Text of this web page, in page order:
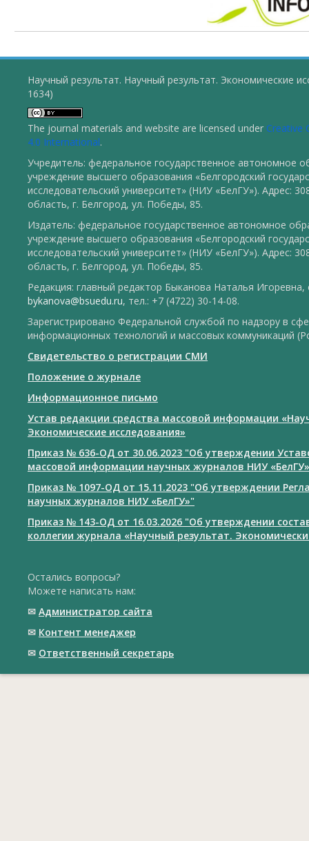
Научный результат. Научный результат. Экономические
1634)
The journal materials and website are licensed under Creative
4.0 International.
Учредитель: федеральное государственное автономное
учреждение высшего образования «Белгородский
исследовательский университет» (НИУ «БелГУ»). Адрес:
область, г. Белгород, ул. Победы, 85.
Издатель: федеральное государственное автономное
учреждение высшего образования «Белгородский
исследовательский университет» (НИУ «БелГУ»). Адрес:
область, г. Белгород, ул. Победы, 85.
Редакция: главный редактор Быканова Наталья Игоревна,
bykanova@bsuedu.ru, тел.: +7 (4722) 30-14-08.
Зарегистрировано Федеральной службой по надзору в
информационных технологий и массовых коммуникаций
Свидетельство о регистрации СМИ
Положение о журнале
Информационное письмо
Устав редакции средства массовой информации
Экономические исследования»
Приказ № 636-ОД от 30.06.2023 "Об утверждении
массовой информации научных журналов НИУ «БелГУ»
Приказ № 1097-ОД от 15.11.2023 "Об утверждении
научных журналов НИУ «БелГУ»"
Приказ № 143-ОД от 16.03.2026 "Об утверждении
коллегии журнала «Научный результат.
Остались вопросы?
Можете написать нам:
✉ Администратор сайта
✉ Контент менеджер
✉ Ответственный cекретарь